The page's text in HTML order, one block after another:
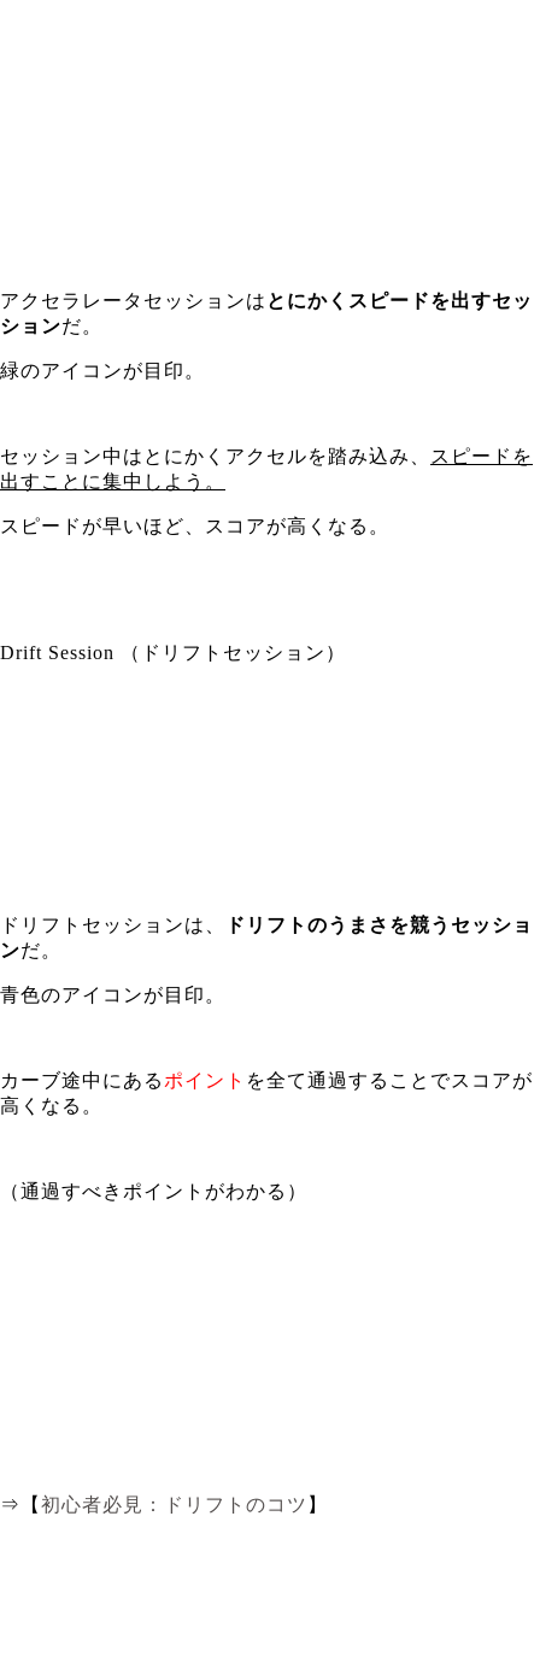
アクセラレータセッションは とにかくスピードを出すセッ
ションだ。
緑のアイコンが目印。
セッション中はとにかくアクセルを踏み込み、
スピードを
出すことに集中しよう。
スピードが早いほど、スコアが高くなる。
Drift Session （ドリフトセッション）
ドリフトセッションは、
ドリフトのうまさを競うセッショ
ンだ。
青色のアイコンが目印。
カーブ途中にある ポイント を全て通過することでスコアが
高くなる。
（通過すべきポイントがわかる）
⇒【 初心者必見：ドリフトのコツ 】